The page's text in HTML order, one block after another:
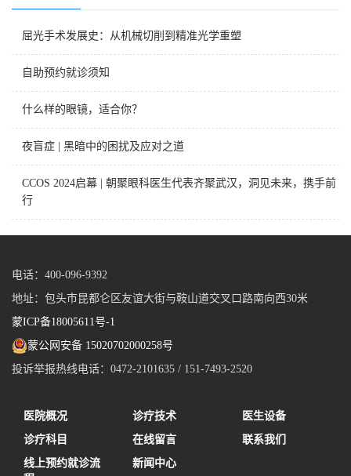
屈光手术发展史：从机械切削到精准光学重塑
自助预约就诊须知
什么样的眼镜，适合你？
夜盲症 | 黑暗中的困扰及应对之道
CCOS 2024启幕 | 朝聚眼科医生代表齐聚武汉，洞见未来，携手前
行
电话：400-096-9392
地址：包头市昆都仑区友谊大街与鞍山道交叉口路南向西30米
蒙ICP备18005611号-1
蒙公网安备 15020702000258号
投诉举报热线电话：0472-2101635 / 151-7493-2520
医院概况 诊疗技术
医生设备
诊疗科目
在线留言
联系我们
线上预约就诊流
新闻中心